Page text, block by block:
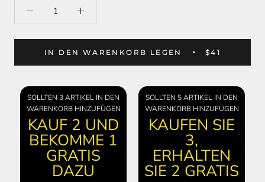
IN DEN WARENKORB LEGEN $41
SOLLTEN 3 ARTIKEL IN DEN
WARENKORB HINZUFÜGEN
KAUF 2 UND
BEKOMME 1
GRATIS
DAZU
SOLLTEN 5 ARTIKEL IN DEN
WARENKORB HINZUFÜGEN
KAUFEN SIE
3,
ERHALTEN
SIE 2 GRATIS